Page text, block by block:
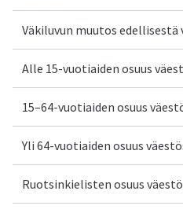
Väkiluvun muutos edellisestä
Alle 15-vuotiaiden osuus
15–64-vuotiaiden osuus
Yli 64-vuotiaiden osuus
Ruotsinkielisten osuus